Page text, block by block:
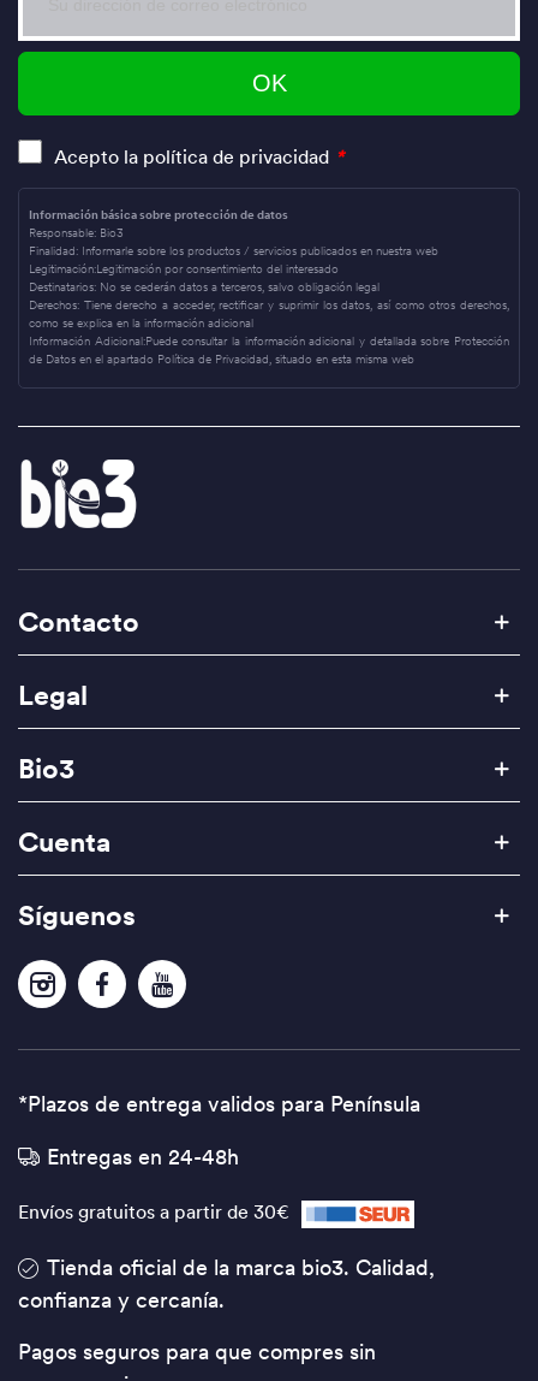
Acepto la política de privacidad *
Información básica sobre protección de datos
Responsable: Bio3
Finalidad: Informarle sobre los productos / servicios publicados en nuestra web
Legitimación:Legitimación por consentimiento del interesado
Destinatarios: No se cederán datos a terceros, salvo obligación legal
Derechos: Tiene derecho a acceder, rectificar y suprimir los datos, así como otros derechos,
como se explica en la información adicional
Información Adicional:Puede consultar la información adicional y detallada sobre Protección
de Datos en el apartado Política de Privacidad, situado en esta misma web
Contacto
Legal
Bio3
Cuenta
Síguenos
*Plazos de entrega validos para Península
Entregas en 24-48h
Envíos gratuitos a partir de 30€
Tienda oficial de la marca bio3. Calidad,
confianza y cercanía.
Pagos seguros para que compres sin